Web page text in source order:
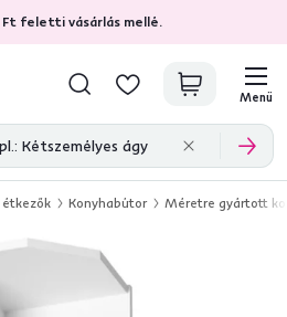
Ft feletti vásárlás mellé.
ellenőrzött termékértékelések
Menü
Konyhabútor Méretre gyártott